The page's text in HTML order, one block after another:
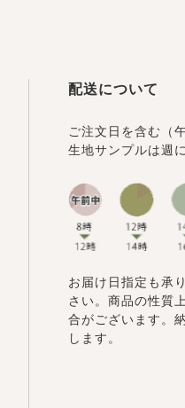
配送について
ご注文日を含む（
生地サンプルは週
お届け日指定も承
さい。商品の性質
合がございます。
します。